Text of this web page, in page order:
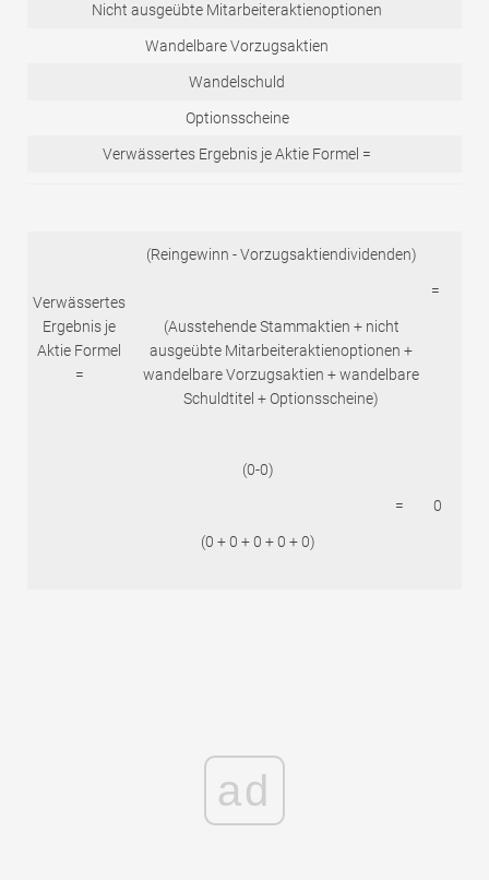
Nicht ausgeübte Mitarbeiteraktienoptionen
Wandelbare Vorzugsaktien
Wandelschuld
Optionsscheine
Verwässertes Ergebnis je Aktie Formel =
Verwässertes
Ergebnis je
Aktie Formel
=
(Reingewinn - Vorzugsaktiendividenden)
=
(Ausstehende Stammaktien + nicht
ausgeübte Mitarbeiteraktienoptionen +
wandelbare Vorzugsaktien + wandelbare
Schuldtitel + Optionsscheine)
(0-0)
= 0
(0 + 0 + 0 + 0 + 0)
ad